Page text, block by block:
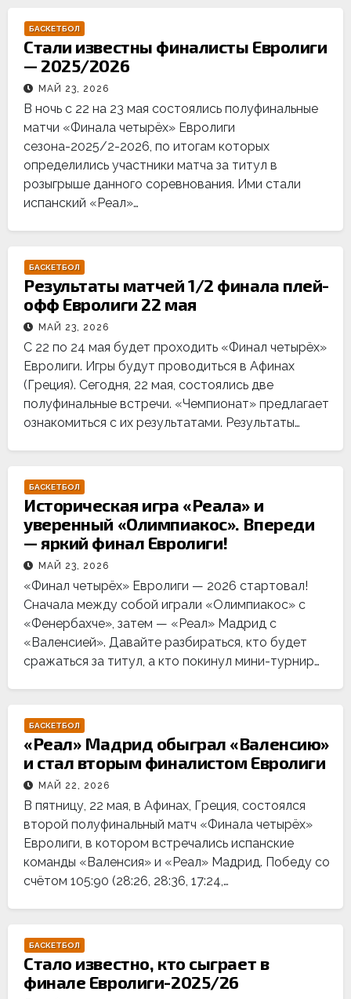
БАСКЕТБОЛ
Стали известны финалисты Евролиги
— 2025/2026
МАЙ 23, 2026
В ночь с 22 на 23 мая состоялись полуфинальные
матчи «Финала четырёх» Евролиги
сезона-2025/2-2026, по итогам которых
определились участники матча за титул в
розыгрыше данного соревнования. Ими стали
испанский «Реал»…
БАСКЕТБОЛ
Результаты матчей 1/2 финала плей-
офф Евролиги 22 мая
МАЙ 23, 2026
С 22 по 24 мая будет проходить «Финал четырёх»
Евролиги. Игры будут проводиться в Афинах
(Греция). Сегодня, 22 мая, состоялись две
полуфинальные встречи. «Чемпионат» предлагает
ознакомиться с их результатами. Результаты…
БАСКЕТБОЛ
Историческая игра «Реала» и
уверенный «Олимпиакос». Впереди
— яркий финал Евролиги!
МАЙ 23, 2026
«Финал четырёх» Евролиги — 2026 стартовал!
Сначала между собой играли «Олимпиакос» с
«Фенербахче», затем — «Реал» Мадрид с
«Валенсией». Давайте разбираться, кто будет
сражаться за титул, а кто покинул мини-турнир…
БАСКЕТБОЛ
«Реал» Мадрид обыграл «Валенсию»
и стал вторым финалистом Евролиги
МАЙ 22, 2026
В пятницу, 22 мая, в Афинах, Греция, состоялся
второй полуфинальный матч «Финала четырёх»
Евролиги, в котором встречались испанские
команды «Валенсия» и «Реал» Мадрид. Победу со
счётом 105:90 (28:26, 28:36, 17:24,…
БАСКЕТБОЛ
Стало известно, кто сыграет в
финале Евролиги-2025/26